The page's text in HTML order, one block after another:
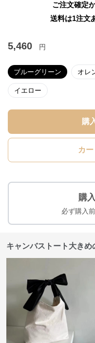
ご注文確定
送料は1注文
5,460 円
ブルーグリーン オレ
イエロー
購
カ
購
必ず購入
キャンバストート大きめ